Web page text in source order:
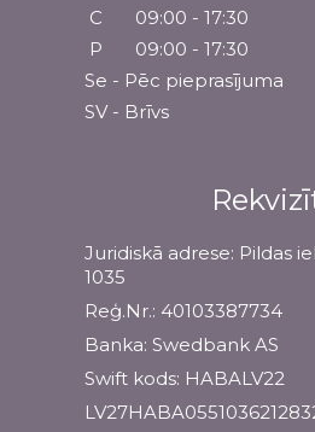
C
09:00 - 17:30
P
09:00 - 17:30
Se - Pēc pieprasījuma
SV - Brīvs
Juridiskā adrese: Pildas
1035
Reģ.Nr.: 40103387734
Banka: Swedbank AS
Swift kods: HABALV22